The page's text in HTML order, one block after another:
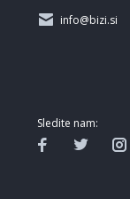
info@bizi.si
Sledite nam: